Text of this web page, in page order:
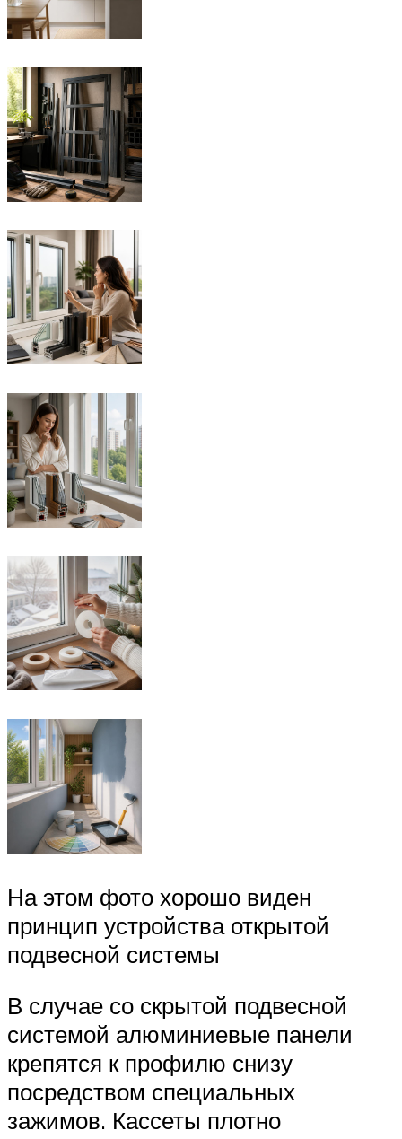
На этом фото хорошо виден
принцип устройства открытой
подвесной системы
В случае со скрытой подвесной
системой алюминиевые панели
крепятся к профилю снизу
посредством специальных
зажимов. Кассеты плотно